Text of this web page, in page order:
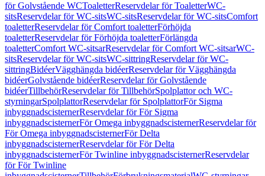
för Golvstående WCToaletterReservdelar för ToaletterWC-
sitsReservdelar för WC-sitsWC-sitsReservdelar för WC-sitsComfort
toaletterReservdelar för Comfort toaletterFörhöjda
toaletterReservdelar för Förhöjda toaletterFörlängda
toaletterComfort WC-sitsarReservdelar för Comfort WC-sitsarWC-
sitsReservdelar för WC-sitsWC-sittringReservdelar för WC-
sittringBidéerVägghängda bidéerReservdelar för Vägghängda
bidéerGolvstående bidéerReservdelar för Golvstående
bidéerTillbehörReservdelar för TillbehörSpolplattor och WC-
styrningarSpolplattorReservdelar för SpolplattorFör Sigma
inbyggnadscisternerReservdelar för För Sigma
inbyggnadscisternerFör Omega inbyggnadscisternerReservdelar för
För Omega inbyggnadscisternerFör Delta
inbyggnadscisternerReservdelar för För Delta
inbyggnadscisternerFör Twinline inbyggnadscisternerReservdelar
för För Twinline